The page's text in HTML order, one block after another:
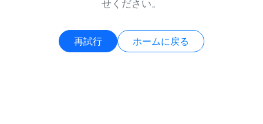
せください。
再試行 ホームに戻る